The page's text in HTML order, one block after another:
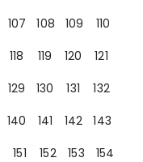
107 108 109
110
118 119 120
121
129 130 131
132
140 141 142
143
151 152 153
154